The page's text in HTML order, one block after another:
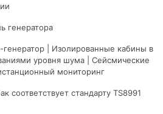
генератора
генератор | Изолированные кабины в
уровня шума | Сейсмические
мониторинг
соответствует стандарту TS8991